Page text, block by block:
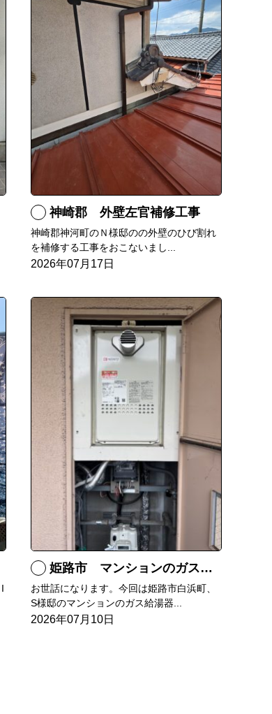
神崎郡 外壁左官補修工事
神崎郡神河町のＮ様邸のの外壁のひび割れ
を補修する工事をおこないまし...
2026年07月17日
姫路市 マンションのガス給湯器の交換
お世話になります。今回は姫路市白浜町、
S様邸のマンションのガス給湯器...
2026年07月10日